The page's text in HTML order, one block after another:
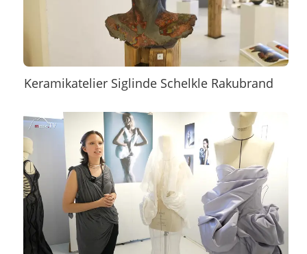
Keramikatelier Siglinde Schelkle Rakubrand